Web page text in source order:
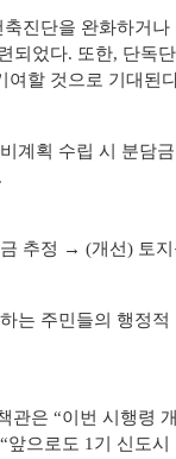
진단을 완화하거
되었다. 또한, 단독
여할 것으로 기대된
계획 수립 시 분담
추정 → (개선) 토지
는 주민들의 행정
관은 “이번 시행령
앞으로도 1기 신도